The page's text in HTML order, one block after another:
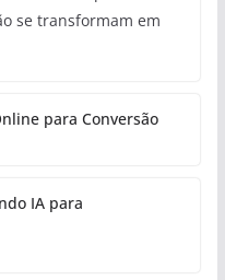
se transformam em
para Conversão
IA para